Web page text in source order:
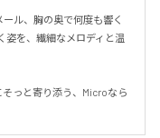
ル、胸の奥で何度も響く
を、繊細なメロディと温
っと寄り添う、Microなら